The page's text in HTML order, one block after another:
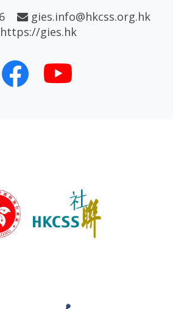
gies.info@hkcss.org.hk
https://gies.hk